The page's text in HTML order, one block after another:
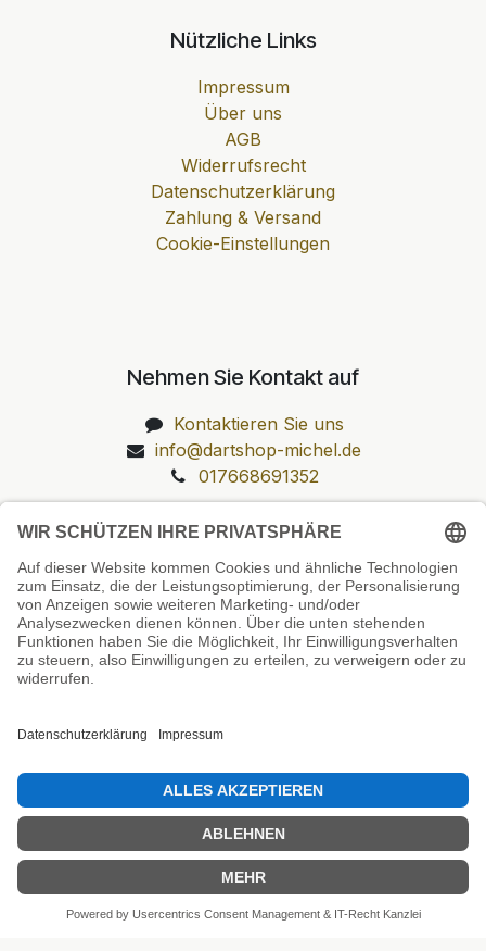
Nützliche Links
Impressum
Über uns
AGB
Widerrufsrecht
Datenschutzerklärung
Zahlung & Versand
Cookie-Einstellungen
Nehmen Sie Kontakt auf
Kontaktieren Sie uns
info@dartshop-michel.de
017668691352
Unsere Prüfsiegel